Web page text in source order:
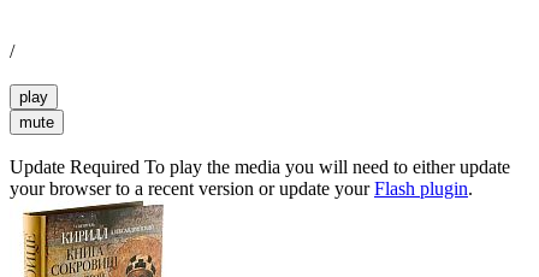
/
play
mute
Update Required To play the media you will need to either update
your browser to a recent version or update yourFlash plugin.